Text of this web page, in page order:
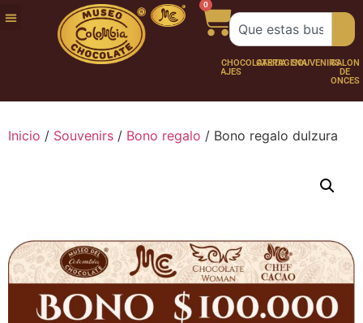
0
FUNDACIÓNNUESTRA
PERSONAJES
CHOCOLATERÍA
CARTAGENASOUVENIRSSALÓN
DE
ONCES
Inicio / Souvenirs / Bono regalo / Bono regalo dulzura